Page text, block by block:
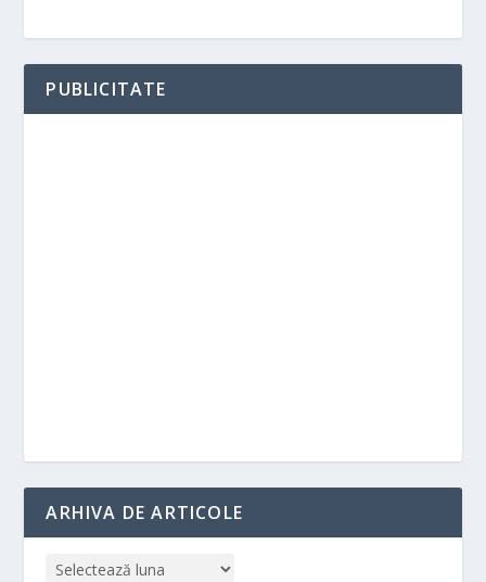
PUBLICITATE
ARHIVA DE ARTICOLE